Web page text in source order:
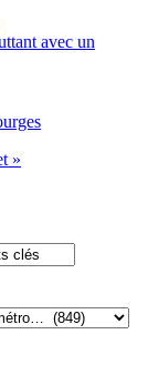
avec un
»